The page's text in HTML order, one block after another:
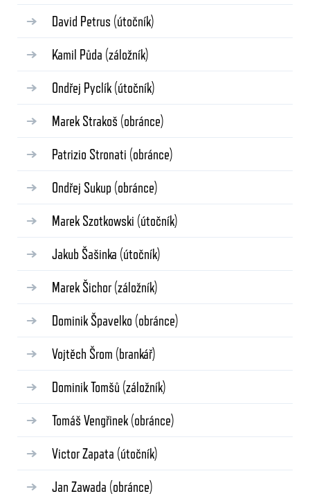
David Petrus (útočník)
Kamil Půda (záložník)
Ondřej Pyclík (útočník)
Marek Strakoš (obránce)
Patrizio Stronati (obránce)
Ondřej Sukup (obránce)
Marek Szotkowski (útočník)
Jakub Šašinka (útočník)
Marek Šichor (záložník)
Dominik Špavelko (obránce)
Vojtěch Šrom (brankář)
Dominik Tomšů (záložník)
Tomáš Vengřinek (obránce)
Victor Zapata (útočník)
Jan Zawada (obránce)